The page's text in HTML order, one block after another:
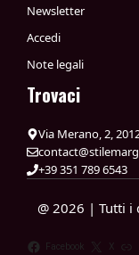
Newsletter
Accedi
Note legali
Trovaci
Via Merano, 2,
+39 351 789 6543
@ 2026 | Tutti
Facebook X